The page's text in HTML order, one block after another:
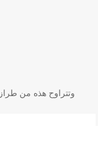
وتتراوح هذه من